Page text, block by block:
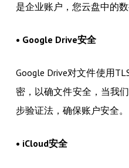
是企业账户，您云盘中的
• Google Drive安全
Google Drive对文件使用
密，以确文件安全，当我
步验证法，确保账户安全。
• iCloud安全